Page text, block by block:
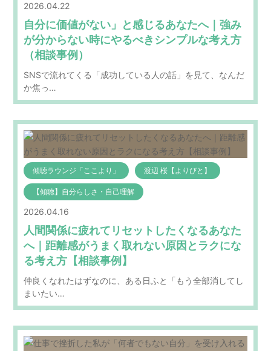
2026.04.22
自分に価値がない」と感じるあなたへ｜強み
が分からない時にやるべきシンプルな考え方
（相談事例）
SNSで流れてくる「成功している人の話」を見て、なんだ
か焦っ…
傾聴ラウンジ「ここより」 渡辺 桜【よりびと】
【傾聴】自分らしさ・自己理解
2026.04.16
人間関係に疲れてリセットしたくなるあなた
へ｜距離感がうまく取れない原因とラクにな
る考え方【相談事例】
仲良くなれたはずなのに、ある日ふと「もう全部消してし
まいたい…